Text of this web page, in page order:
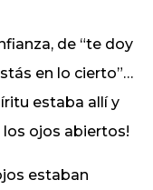
de “te doy
en lo cierto”…
estaba allí y
los ojos abiertos!
estaban